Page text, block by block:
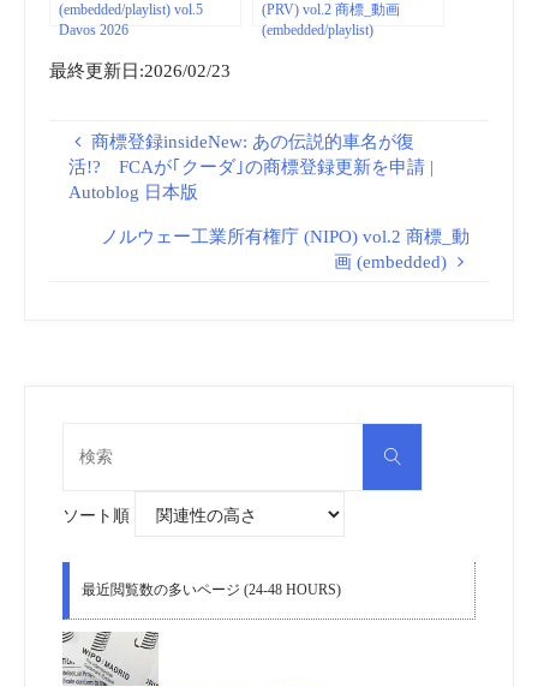
(embedded/playlist) vol.5
Davos 2026
(PRV) vol.2 商標_動画
(embedded/playlist)
最終更新日:2026/02/23
商標登録insideNew: あの伝説的車名が復
活!? FCAが｢クーダ｣の商標登録更新を申請 |
Autoblog 日本版
ノルウェー工業所有権庁 (NIPO) vol.2 商標_動
画 (embedded)
検
ソート順
最近閲覧数の多いページ (24-48 HOURS)